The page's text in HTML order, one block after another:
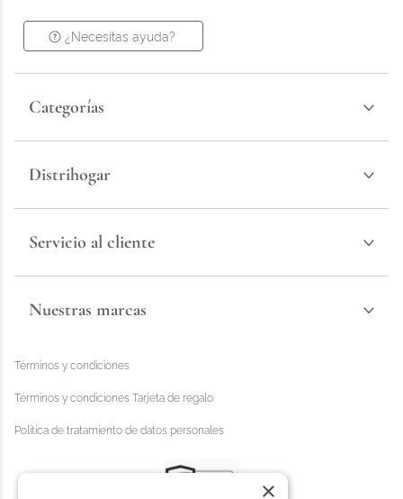
¿Necesitas ayuda?
Categorías
Distrihogar
Servicio al cliente
Nuestras marcas
Términos y condiciones
Términos y condiciones Tarjeta de regalo
Política de tratamiento de datos personales
×